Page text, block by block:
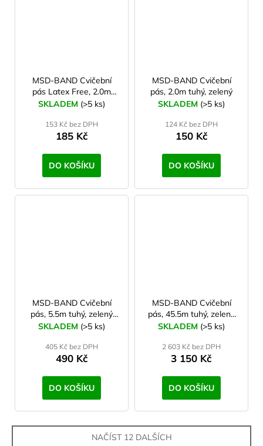
MSD-BAND Cvičební
pás Latex Free, 2.0m
speciálně tuhý, černý
SKLADEM (>5 ks)
153 Kč bez DPH
185 Kč
DO KOŠÍKU
MSD-BAND Cvičební
pás, 2.0m tuhý, zelený
SKLADEM (>5 ks)
124 Kč bez DPH
150 Kč
DO KOŠÍKU
MSD-BAND Cvičební
pás, 5.5m tuhý, zelený
(krabička)
SKLADEM (>5 ks)
405 Kč bez DPH
490 Kč
DO KOŠÍKU
MSD-BAND Cvičební
pás, 45.5m tuhý, zelený
(role)
SKLADEM (>5 ks)
2 603 Kč bez DPH
3 150 Kč
DO KOŠÍKU
NAČÍST 12 DALŠÍCH